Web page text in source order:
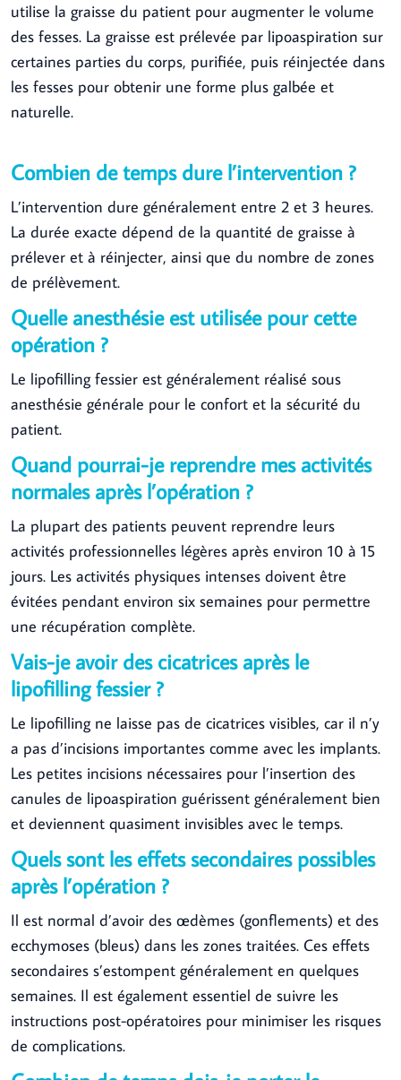
utilise la graisse du patient pour augmenter le volume
des fesses. La graisse est prélevée par lipoaspiration sur
certaines parties du corps, purifiée, puis réinjectée dans
les fesses pour obtenir une forme plus galbée et
naturelle.
Combien de temps dure l’intervention ?
L’intervention dure généralement entre 2 et 3 heures.
La durée exacte dépend de la quantité de graisse à
prélever et à réinjecter, ainsi que du nombre de zones
de prélèvement.
Quelle anesthésie est utilisée pour cette
opération ?
Le lipofilling fessier est généralement réalisé sous
anesthésie générale pour le confort et la sécurité du
patient.
Quand pourrai-je reprendre mes activités
normales après l’opération ?
La plupart des patients peuvent reprendre leurs
activités professionnelles légères après environ 10 à 15
jours. Les activités physiques intenses doivent être
évitées pendant environ six semaines pour permettre
une récupération complète.
Vais-je avoir des cicatrices après le
lipofilling fessier ?
Le lipofilling ne laisse pas de cicatrices visibles, car il n’y
a pas d’incisions importantes comme avec les implants.
Les petites incisions nécessaires pour l’insertion des
canules de lipoaspiration guérissent généralement bien
et deviennent quasiment invisibles avec le temps.
Quels sont les effets secondaires possibles
après l’opération ?
Il est normal d’avoir des œdèmes (gonflements) et des
ecchymoses (bleus) dans les zones traitées. Ces effets
secondaires s’estompent généralement en quelques
semaines. Il est également essentiel de suivre les
instructions post-opératoires pour minimiser les risques
de complications.